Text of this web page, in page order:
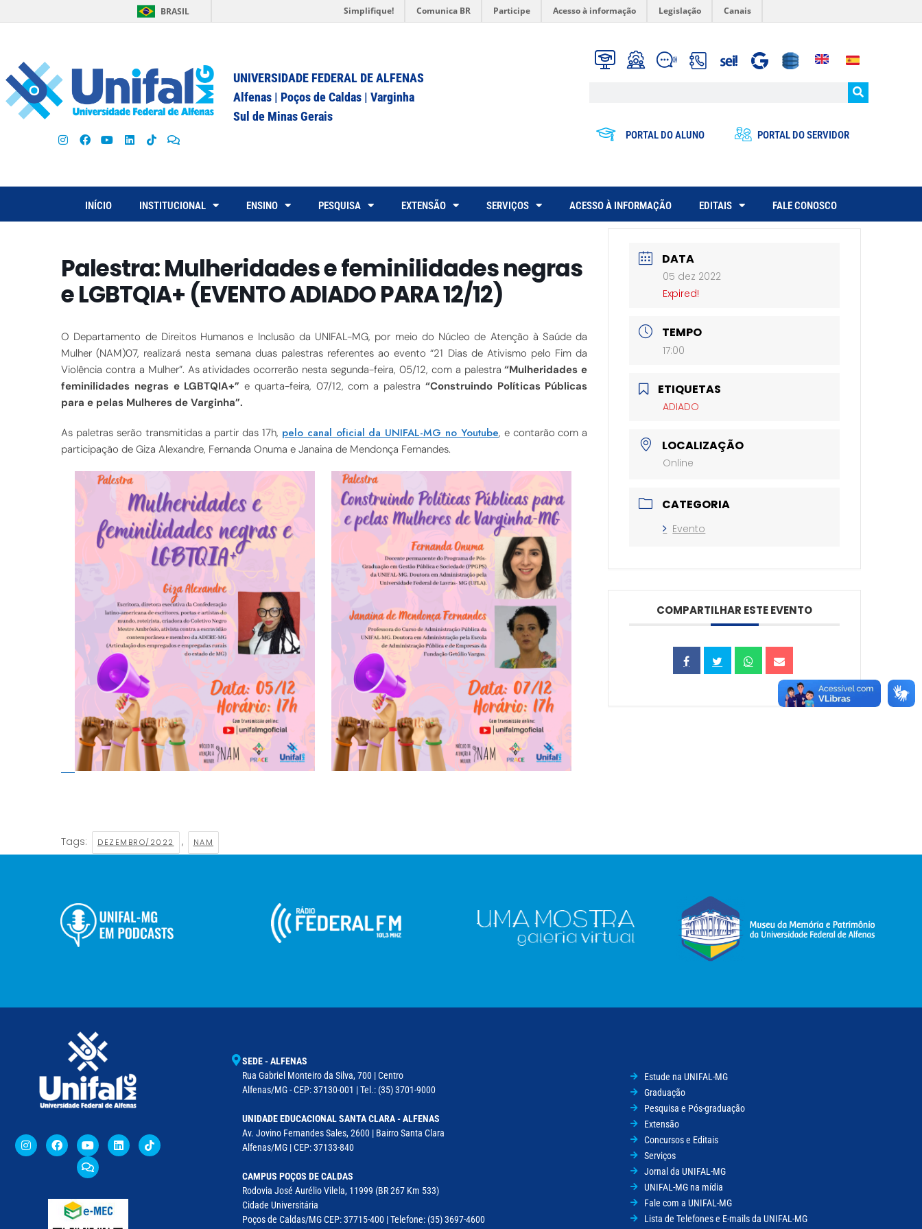
BRASIL Simplifique! Comunica BR Participe Acesso à informação Legislação Canais
UNIVERSIDADE FEDERAL DE ALFENAS
Alfenas | Poços de Caldas | Varginha
Sul de Minas Gerais
PORTAL DO ALUNO PORTAL DO SERVIDOR
INÍCIO INSTITUCIONAL ENSINO PESQUISA EXTENSÃO SERVIÇOS ACESSO À INFORMAÇÃO EDITAIS FALE CONOSCO
Palestra: Mulheridades e feminilidades negras
e LGBTQIA+ (EVENTO ADIADO PARA 12/12)
O Departamento de Direitos Humanos e Inclusão da UNIFAL-MG, por meio do Núcleo de Atenção à Saúde da
Mulher (NAM)07, realizará nesta semana duas palestras referentes ao evento “21 Dias de Ativismo pelo Fim da
Violência contra a Mulher”. As atividades ocorrerão nesta segunda-feira, 05/12, com a palestra“Mulheridades e
feminilidades negras e LGBTQIA+”e quarta-feira, 07/12, com a palestra “Construindo Políticas Públicas
para e pelas Mulheres de Varginha”.
As paletras serão transmitidas a partir das 17h, pelo canal oficial da UNIFAL-MG no Youtube, e contarão com a
participação de Giza Alexandre, Fernanda Onuma e Janaina de Mendonça Fernandes.
Tags: DEZEMBRO/2022 , NAM
DATA
05 dez 2022
Expired!
TEMPO
17:00
ETIQUETAS
ADIADO
LOCALIZAÇÃO
Online
CATEGORIA
Evento
COMPARTILHAR ESTE EVENTO
SEDE - ALFENAS
Rua Gabriel Monteiro da Silva, 700 | Centro
Alfenas/MG - CEP: 37130-001 | Tel.: (35) 3701-9000
UNIDADE EDUCACIONAL SANTA CLARA - ALFENAS
Av. Jovino Fernandes Sales, 2600 | Bairro Santa Clara
Alfenas/MG | CEP: 37133-840
CAMPUS POÇOS DE CALDAS
Rodovia José Aurélio Vilela, 11999 (BR 267 Km 533)
Cidade Universitária
Poços de Caldas/MG CEP: 37715-400 | Telefone: (35) 3697-4600
Estude na UNIFAL-MG
Graduação
Pesquisa e Pós-graduação
Extensão
Concursos e Editais
Serviços
Jornal da UNIFAL-MG
UNIFAL-MG na mídia
Fale com a UNIFAL-MG
Lista de Telefones e E-mails da UNIFAL-MG